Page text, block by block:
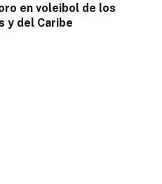
en voleibol de los
y del Caribe